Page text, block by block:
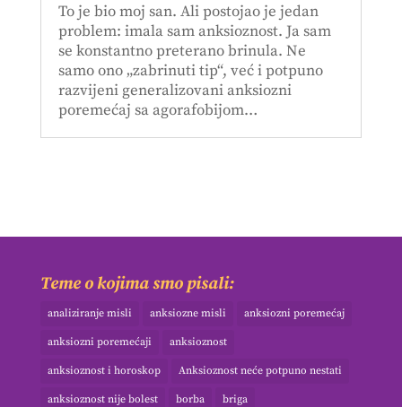
To je bio moj san. Ali postojao je jedan
problem: imala sam anksioznost. Ja sam
se konstantno preterano brinula. Ne
samo ono „zabrinuti tip“, već i potpuno
razvijeni generalizovani anksiozni
poremećaj sa agorafobijom…
Teme o kojima smo pisali:
analiziranje misli anksiozne misli anksiozni poremećaj
anksiozni poremećaji anksioznost
anksioznost i horoskop Anksioznost neće potpuno nestati
anksioznost nije bolest borba briga